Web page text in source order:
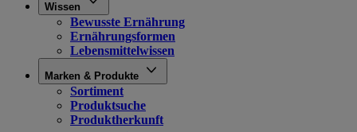
Wissen
Bewusste Ernährung
Ernährungsformen
Lebensmittelwissen
Marken & Produkte
Sortiment
Produktsuche
Produktherkunft